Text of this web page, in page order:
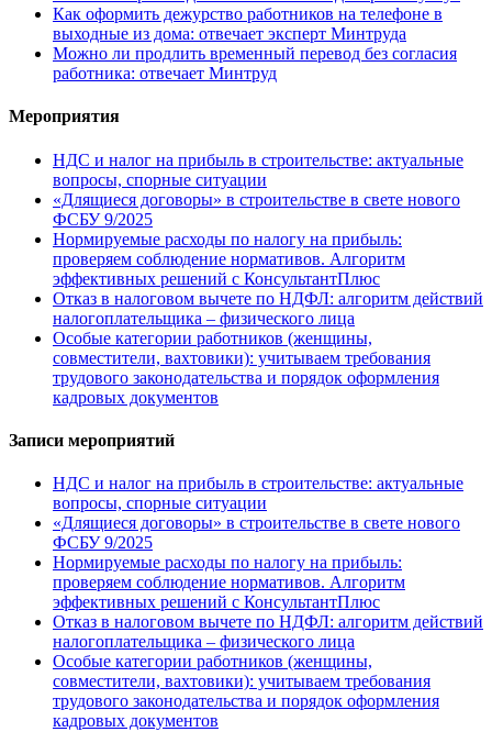
Как оформить дежурство работников на телефоне в
выходные из дома: отвечает эксперт Минтруда
Можно ли продлить временный перевод без согласия
работника: отвечает Минтруд
Мероприятия
НДС и налог на прибыль в строительстве: актуальные
вопросы, спорные ситуации
«Длящиеся договоры» в строительстве в свете нового
ФСБУ 9/2025
Нормируемые расходы по налогу на прибыль:
проверяем соблюдение нормативов. Алгоритм
эффективных решений с КонсультантПлюс
Отказ в налоговом вычете по НДФЛ: алгоритм действий
налогоплательщика – физического лица
Особые категории работников (женщины,
совместители, вахтовики): учитываем требования
трудового законодательства и порядок оформления
кадровых документов
Записи мероприятий
НДС и налог на прибыль в строительстве: актуальные
вопросы, спорные ситуации
«Длящиеся договоры» в строительстве в свете нового
ФСБУ 9/2025
Нормируемые расходы по налогу на прибыль:
проверяем соблюдение нормативов. Алгоритм
эффективных решений с КонсультантПлюс
Отказ в налоговом вычете по НДФЛ: алгоритм действий
налогоплательщика – физического лица
Особые категории работников (женщины,
совместители, вахтовики): учитываем требования
трудового законодательства и порядок оформления
кадровых документов